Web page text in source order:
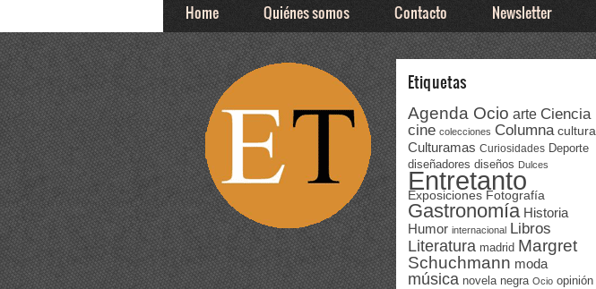
Home Quiénes somos Contacto Newsletter
Etiquetas
Agenda Ocio arte Ciencia
cine colecciones Columna cultura
Culturamas Curiosidades Deporte
diseñadores diseños Dulces
Entretanto
Exposiciones Fotografía
Gastronomía Historia
Humor internacional Libros
Literatura madrid Margret
Schuchmann moda
música novela negra Ocio opinión